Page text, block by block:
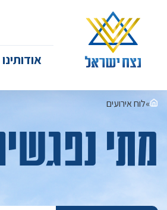
אודותינו
»לוח אירועים
מתי